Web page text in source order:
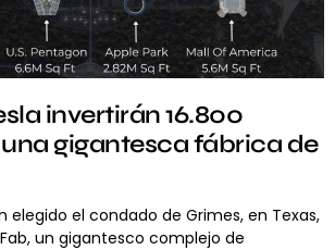
invertirán 16.800
gigantesca fábrica de
elegido el condado de Grimes, en Texas,
un gigantesco complejo de